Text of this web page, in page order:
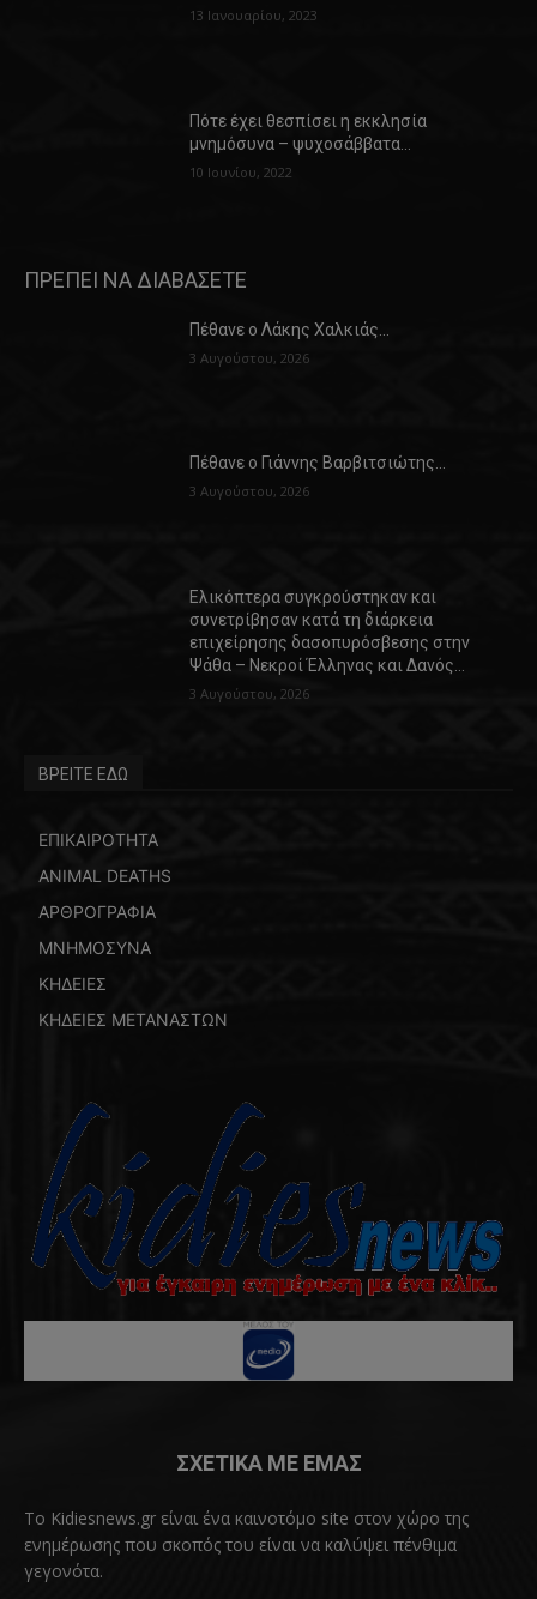
13 Ιανουαρίου, 2023
Πότε έχει θεσπίσει η εκκλησία
μνημόσυνα – ψυχοσάββατα…
10 Ιουνίου, 2022
ΠΡΕΠΕΙ ΝΑ ΔΙΑΒΑΣΕΤΕ
Πέθανε ο Λάκης Χαλκιάς…
3 Αυγούστου, 2026
Πέθανε ο Γιάννης Βαρβιτσιώτης…
3 Αυγούστου, 2026
Ελικόπτερα συγκρούστηκαν και
συνετρίβησαν κατά τη διάρκεια
επιχείρησης δασοπυρόσβεσης στην
Ψάθα – Νεκροί Έλληνας και Δανός…
3 Αυγούστου, 2026
ΒΡΕΙΤΕ ΕΔΩ
ΕΠΙΚΑΙΡΟΤΗΤΑ
ANIMAL DEATHS
ΑΡΘΡΟΓΡΑΦΙΑ
ΜΝΗΜΟΣΥΝΑ
ΚΗΔΕΙΕΣ
ΚΗΔΕΙΕΣ ΜΕΤΑΝΑΣΤΩΝ
ΣΧΕΤΙΚΑ ΜΕ ΕΜΑΣ
Το Kidiesnews.gr είναι ένα καινοτόμο site στον χώρο της
ενημέρωσης που σκοπός του είναι να καλύψει πένθιμα
γεγονότα.